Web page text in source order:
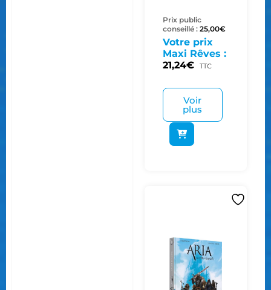
Prix public
conseillé : 25,00€
Votre prix
Maxi Rêves :
21,24€ TTC
Voir
plus